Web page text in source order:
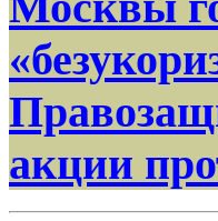
акции